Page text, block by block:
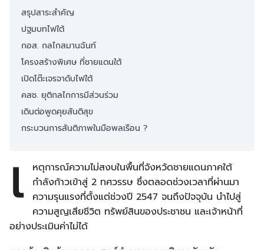
สรุปสาระสำคัญ
ปฐมบทไฟใต้
กอส. กลไกสมานฉันท์
โครงสร้างพิเศษ ที่ชายแดนใต้
เปิดโต๊ะเจรจาดับไฟใต้
คสช. ยุติกลไกการมีส่วนร่วม
เดินต่อพูดคุยสันติสุข
กระบวนการสันติภาพในมือพลเรือน ?
เ
หตุการณ์ความไม่สงบในพื้นที่จังหวัดชายแดนภาคใต้
กำลังก้าวเข้าสู่ 2 ทศวรรษ ซึ่งตลอดช่วงเวลาที่ผ่านมา
ความรุนแรงที่ตั้งแต่ช่วงปี 2547 จนถึงปัจจุบัน นำไปสู่
ความสูญเสียชีวิต ทรัพย์สินของประชาชน และเจ้าหน้าที่
อย่างประเมินค่าไม่ได้